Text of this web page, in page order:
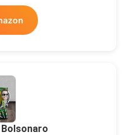
Bolsonaro
Acima De
Todos